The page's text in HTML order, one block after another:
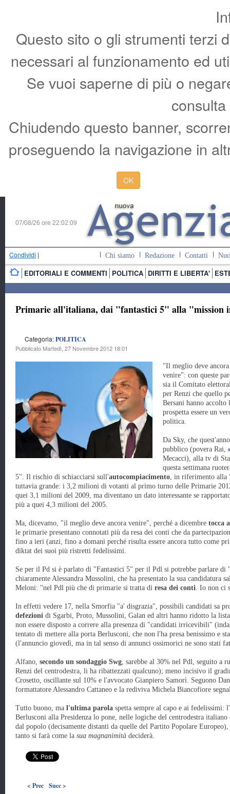
Questo sito o gli strumenti terzi
necessari al funzionamento ed
Se vuoi saperne di più o
Chiudendo questo banner,
proseguendo la navigazione in
OK
07/08/26 ore 22:02:10
Condividi | Chi siamo Redazione Contatti
EDITORIALI E COMMENTI POLITICA DIRITTI E LIBERTA'
Primarie all'italiana, dai "fantastici 5" alla "mission
Categoria:POLITICA
Pubblicato Martedì, 27 Novembre 2012 18:01
"Il meglio deve ancora
venire": con queste
sia il Comitato
per Renzi che quello
Bersani hanno
prospetta essere un
politica.
Da Sky, che
pubblico (povera Rai,
Mecacci), alla tv di
questa settimana
5". Il rischio di schiacciarsi sull'autocompiacimento, in riferimento alla
tuttavia grande: i 3,2 milioni di votanti al primo turno delle Primarie
quei 3,1 milioni del 2009, ma diventano un dato interessante se
più a quei 4,3 milioni del 2005.
Ma, dicevamo, "il meglio deve ancora venire", perché a dicembre tocca
le primarie presentano connotati più da resa dei conti che da
fino a ieri (anzi, fino a domani perché risulta essere ancora tutto come
diktat dei suoi più ristretti fedelissimi.
Se per il Pd si è parlato di "Fantastici 5" per il Pdl si potrebbe parlare
chiaramente Alessandra Mussolini, che ha presentato la sua
Meloni: "nel Pdl più che di primarie si tratta di resa dei conti. Io non ci
In effetti vedere 17, nella Smorfia "a' disgrazia", possibili candidati sa
defezioni di Sgarbi, Proto, Mussolini, Galan ed altri hanno ridotto la
non essere disposto a correre alla presenza di "candidati irricevibili"
tentato di mettere alla porta Berlusconi, che non l'ha presa benissimo e
(l'annuncio giovedì, ma in tal senso di annunci ossimorici ne sono stati
Alfano, secondo un sondaggio Swg, sarebbe al 30% nel Pdl, seguito a
Renzi del centrodestra, li ha ribattezzati qualcuno); meno incisivo il
Crosetto, oscillante sul 10% e l'avvocato Gianpiero Samorì. Seguono
formattatore Alessandro Cattaneo e la rediviva Michela Biancofiore
Tutto buono, ma l'ultima parola spetta sempre al capo e ai fedelissimi:
Berlusconi alla Presidenza lo pone, nelle logiche del centrodestra
dal popolo (decisamente distanti da quelle del Partito Popolare
tanto si farà come la sua magnanimità deciderà.
< Prec Succ >